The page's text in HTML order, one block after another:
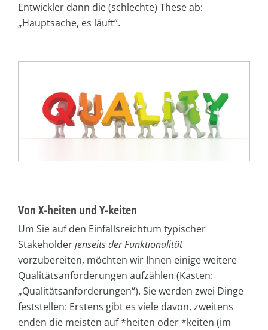
Entwickler dann die (schlechte) These ab:
„Hauptsache, es läuft“.
Von X-heiten und Y-keiten
Um Sie auf den Einfallsreichtum typischer
Stakeholderjenseits der Funktionalität
vorzubereiten, möchten wir Ihnen einige weitere
Qualitätsanforderungen aufzählen (Kasten:
„Qualitätsanforderungen“). Sie werden zwei Dinge
feststellen: Erstens gibt es viele davon, zweitens
enden die meisten auf *heiten oder *keiten (im